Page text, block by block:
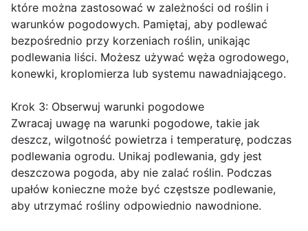
które można zastosować w zależności od roślin i
warunków pogodowych. Pamiętaj, aby podlewać
bezpośrednio przy korzeniach roślin, unikając
podlewania liści. Możesz używać węża ogrodowego,
konewki, kroplomierza lub systemu nawadniającego.
Krok 3: Obserwuj warunki pogodowe
Zwracaj uwagę na warunki pogodowe, takie jak
deszcz, wilgotność powietrza i temperaturę, podczas
podlewania ogrodu. Unikaj podlewania, gdy jest
deszczowa pogoda, aby nie zalać roślin. Podczas
upałów konieczne może być częstsze podlewanie,
aby utrzymać rośliny odpowiednio nawodnione.